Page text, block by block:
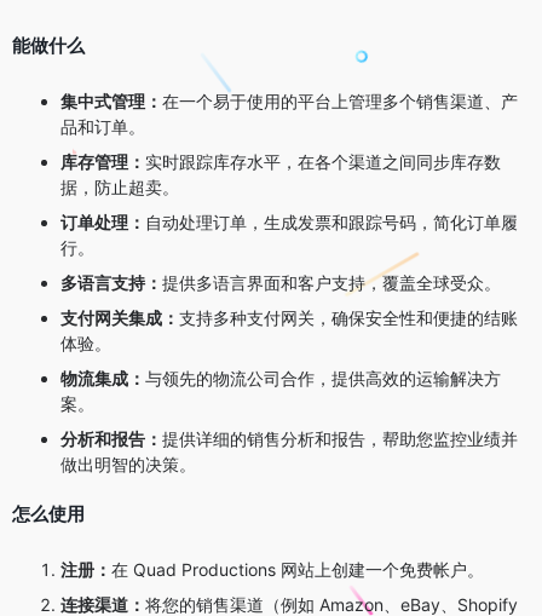
能做什么
集中式管理： 在一个易于使用的平台上管理多个销售渠道、产
品和订单。
库存管理： 实时跟踪库存水平，在各个渠道之间同步库存数
据，防止超卖。
订单处理： 自动处理订单，生成发票和跟踪号码，简化订单履
行。
多语言支持： 提供多语言界面和客户支持，覆盖全球受众。
支付网关集成： 支持多种支付网关，确保安全性和便捷的结账
体验。
物流集成： 与领先的物流公司合作，提供高效的运输解决方
案。
分析和报告： 提供详细的销售分析和报告，帮助您监控业绩并
做出明智的决策。
怎么使用
注册： 在 Quad Productions 网站上创建一个免费帐户。
连接渠道： 将您的销售渠道（例如 Amazon、eBay、Shopify